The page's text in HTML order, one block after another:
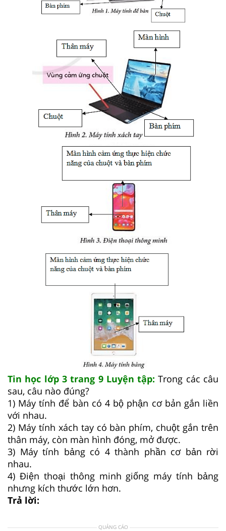
Tin học lớp 3 trang 9 Luyện tập: Trong các câu
sau, câu nào đúng?
1) Máy tính để bàn có 4 bộ phận cơ bản gắn liền
với nhau.
2) Máy tính xách tay có bàn phím, chuột gắn trên
thân máy, còn màn hình đóng, mở được.
3) Máy tính bảng có 4 thành phần cơ bản rời
nhau.
4) Điện thoại thông minh giống máy tính bảng
nhưng kích thước lớn hơn.
Trả lời:
QUẢNG CÁO